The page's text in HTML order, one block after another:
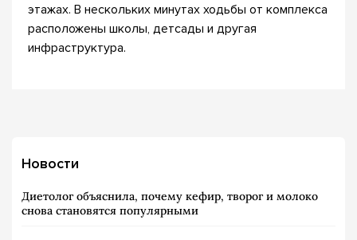
этажах. В нескольких минутах ходьбы от комплекса
расположены школы, детсады и другая
инфраструктура.
Новости
Диетолог объяснила, почему кефир, творог и молоко
снова становятся популярными